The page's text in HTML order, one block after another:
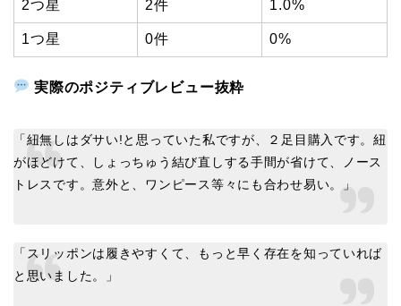
2つ星 2件 1.0%
1つ星 0件 0%
実際のポジティブレビュー抜粋
「紐無しはダサい!と思っていた私ですが、２足目購入です。紐
がほどけて、しょっちゅう結び直しする手間が省けて、ノース
トレスです。意外と、ワンピース等々にも合わせ易い。」
「スリッポンは履きやすくて、もっと早く存在を知っていれば
と思いました。」